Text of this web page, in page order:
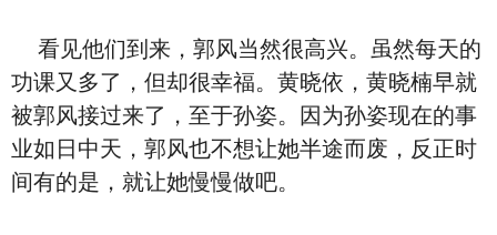
看见他们到来，郭风当然很高兴。虽然每天的
功课又多了，但却很幸福。黄晓依，黄晓楠早就
被郭风接过来了，至于孙姿。因为孙姿现在的事
业如日中天，郭风也不想让她半途而废，反正时
间有的是，就让她慢慢做吧。